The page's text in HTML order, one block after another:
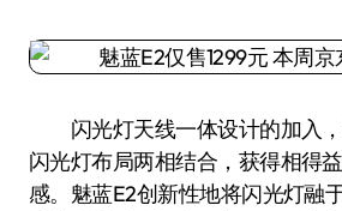
闪光灯天线一体设计的加入，
闪光灯布局两相结合，获得相得
感。魅蓝E2创新性地将闪光灯融